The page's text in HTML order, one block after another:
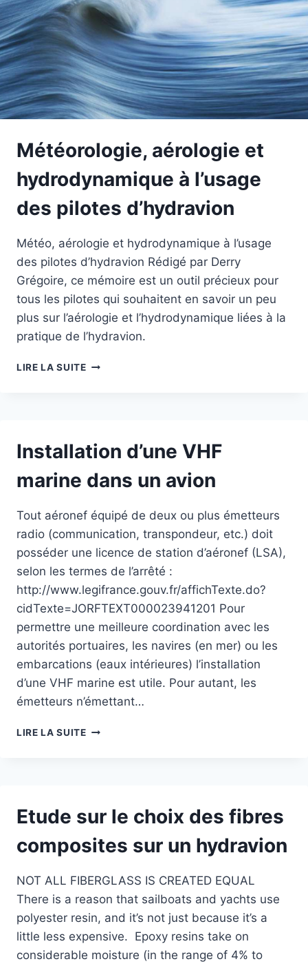
Météorologie, aérologie et
hydrodynamique à l’usage
des pilotes d’hydravion
Météo, aérologie et hydrodynamique à l’usage
des pilotes d’hydravion Rédigé par Derry
Grégoire, ce mémoire est un outil précieux pour
tous les pilotes qui souhaitent en savoir un peu
plus sur l’aérologie et l’hydrodynamique liées à la
pratique de l’hydravion.
LIRE LA SUITEMÉTÉOROLOGIE,
DES
D’HYDRAVION
Installation d’une VHF
marine dans un avion
Tout aéronef équipé de deux ou plus émetteurs
radio (communication, transpondeur, etc.) doit
posséder une licence de station d’aéronef (LSA),
selon les termes de l’arrêté :
http://www.legifrance.gouv.fr/affichTexte.do?
cidTexte=JORFTEXT000023941201 Pour
permettre une meilleure coordination avec les
autorités portuaires, les navires (en mer) ou les
embarcations (eaux intérieures) l’installation
d’une VHF marine est utile. Pour autant, les
émetteurs n’émettant…
LIRE LA SUITEINSTALLATION
AVION
Etude sur le choix des fibres
composites sur un hydravion
NOT ALL FIBERGLASS IS CREATED EQUAL
There is a reason that sailboats and yachts use
polyester resin, and it’s not just because it’s a
little less expensive. Epoxy resins take on
considerable moisture (in the range of 4% to